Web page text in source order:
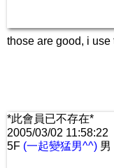
those are good, i
*此會員已不存在*
2005/03/02 11:58:22
5F (一起變猛男^^) 男